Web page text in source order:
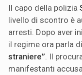
Il capo della polizia
livello di scontro è
arresti. Dopo aver
il regime ora parla di
straniere” . Il
manifestanti